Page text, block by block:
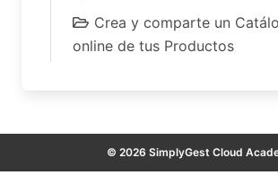
Crea y comparte un
online de tus Productos
© 2026 SimplyGest Cloud